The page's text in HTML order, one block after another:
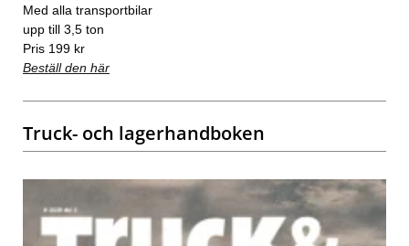
Med alla transportbilar
upp till 3,5 ton
Pris 199 kr
Beställ den här
Truck- och lagerhandboken